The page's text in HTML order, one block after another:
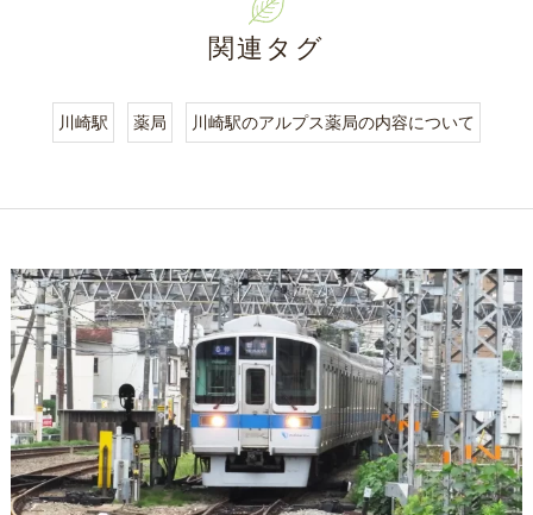
関連タグ
川崎駅 薬局 川崎駅のアルプス薬局の内容について